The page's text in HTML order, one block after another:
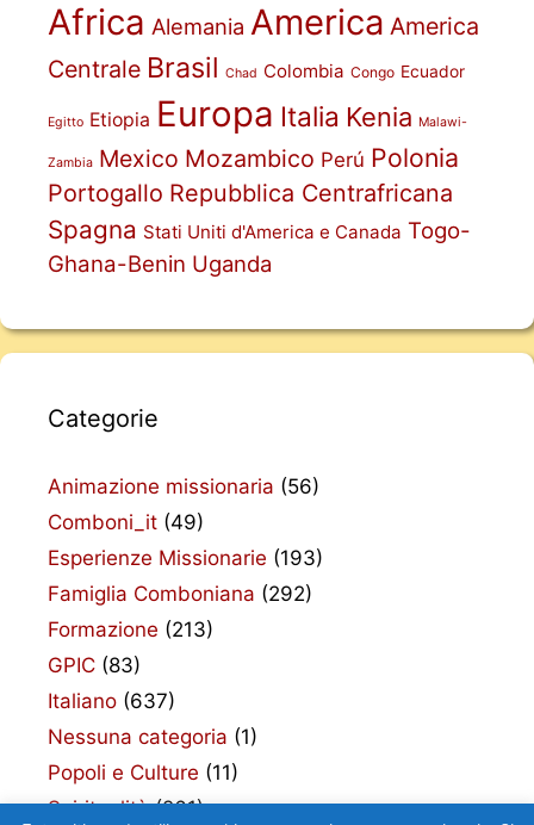
Africa Alemania America America
Centrale Brasil Chad Colombia Congo Ecuador
Egitto Etiopia Europa Italia Kenia Malawi-
Zambia Mexico Mozambico Perú Polonia
Portogallo Repubblica Centrafricana
Spagna Stati Uniti d'America e Canada Togo-
Ghana-Benin Uganda
Categorie
Animazione missionaria (56)
Comboni_it (49)
Esperienze Missionarie (193)
Famiglia Comboniana (292)
Formazione (213)
GPIC (83)
Italiano (637)
Nessuna categoria (1)
Popoli e Culture (11)
Spiritualità(261)